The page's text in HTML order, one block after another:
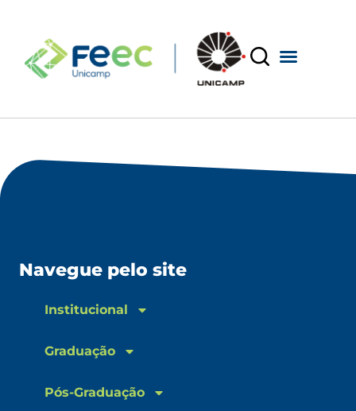
Navegue pelo site
Institucional
Graduação
Pós-Graduação